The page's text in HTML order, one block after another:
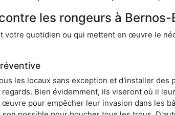
les rongeurs à Bernos-
votre quotidien ou qui mettent en œuvre le
les locaux sans exception et d'installer
Bien évidemment, ils viseront où il
pour empêcher leur invasion dans les